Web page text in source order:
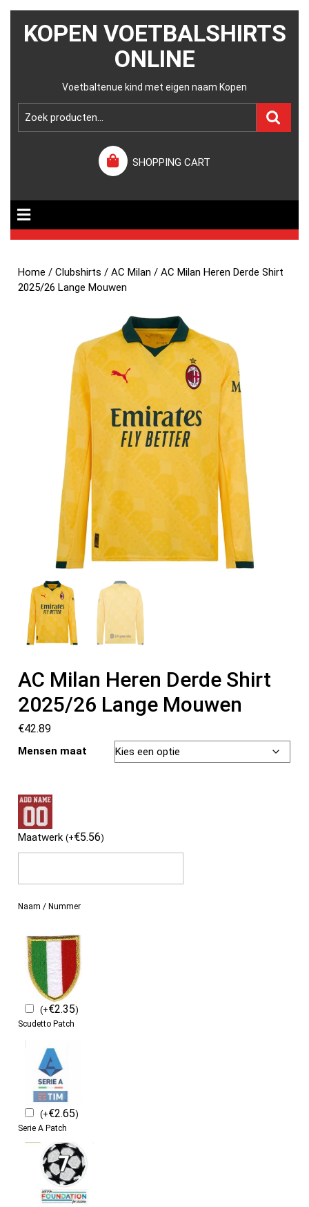
KOPEN VOETBALSHIRTS
ONLINE
Voetbaltenue kind met eigen naam Kopen
SHOPPING CART
Home /Clubshirts /AC Milan / AC Milan Heren Derde Shirt
2025/26 Lange Mouwen
AC Milan Heren Derde Shirt
2025/26 Lange Mouwen
€42.89
Mensen maat
Maatwerk(+€5.56)
Naam / Nummer
(+€2.35)
Scudetto Patch
(+€2.65)
Serie A Patch